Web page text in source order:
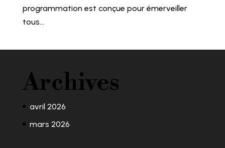
programmation est conçue pour émerveiller
tous...
Archives
avril 2026
mars 2026